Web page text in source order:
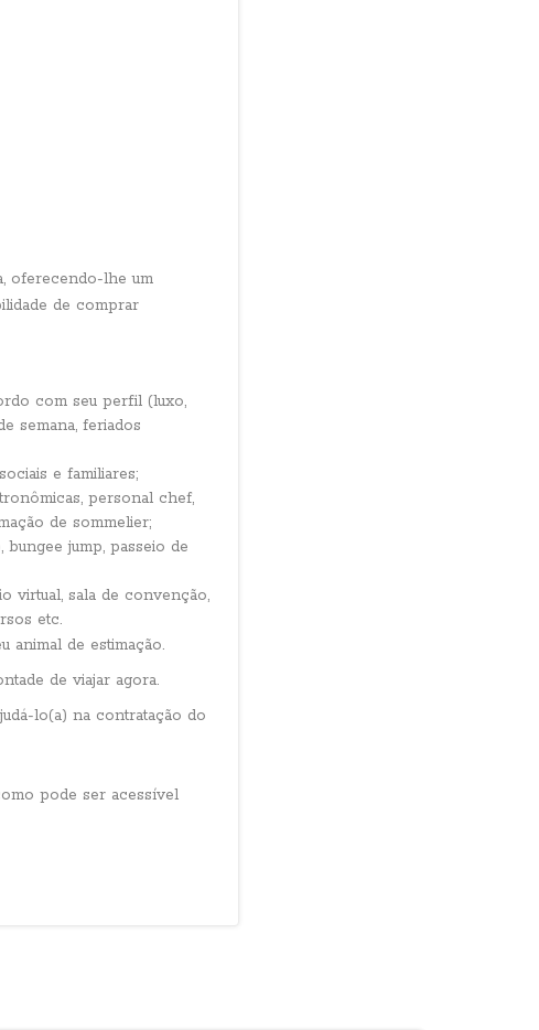
oferecendo-lhe um
de comprar
com seu perfil (luxo,
semana, feriados
e familiares;
personal chef,
de sommelier;
jump, passeio de
virtual, sala de convenção,
etc.
animal de estimação.
de viajar agora.
lo(a) na contratação do
pode ser acessível